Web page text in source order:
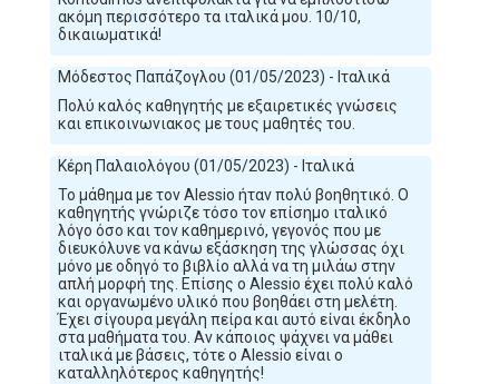
ακόμη περισσότερο τα ιταλικά μου. 10/10,
δικαιωματικά!
Μόδεστος Παπάζογλου (01/05/2023) - Ιταλικά
Πολύ καλός καθηγητής με εξαιρετικές γνώσεις
και επικοινωνιακος με τους μαθητές του.
Κέρη Παλαιολόγου (01/05/2023) - Ιταλικά
Το μάθημα με τον Alessio ήταν πολύ βοηθητικό. Ο
καθηγητής γνώριζε τόσο τον επίσημο ιταλικό
λόγο όσο και τον καθημερινό, γεγονός που με
διευκόλυνε να κάνω εξάσκηση της γλώσσας όχι
μόνο με οδηγό το βιβλίο αλλά να τη μιλάω στην
απλή μορφή της. Επίσης ο Alessio έχει πολύ καλό
και οργανωμένο υλικό που βοηθάει στη μελέτη.
Έχει σίγουρα μεγάλη πείρα και αυτό είναι έκδηλο
στα μαθήματα του. Αν κάποιος ψάχνει να μάθει
ιταλικά με βάσεις, τότε ο Alessio είναι ο
καταλληλότερος καθηγητής!